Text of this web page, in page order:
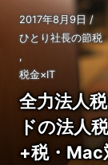
2017年8月9日/
ひとり社長の節税
,
税金×IT
全力法人
ドの法人
+税・Mac